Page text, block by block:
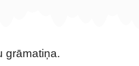
grāmatiņa.